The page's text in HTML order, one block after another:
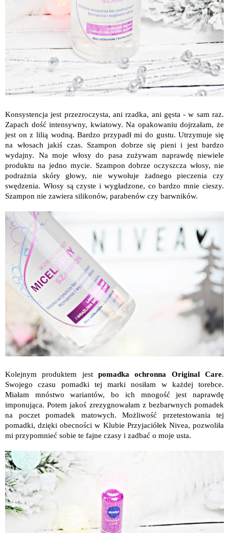
Konsystencja jest przezroczysta, ani rzadka, ani gęsta - w sam raz.
Zapach dość intensywny, kwiatowy. Na opakowaniu dojrzałam, że
jest on z lilią wodną. Bardzo przypadł mi do gustu. Utrzymuje się
na włosach jakiś czas. Szampon dobrze się pieni i jest bardzo
wydajny. Na moje włosy do pasa zużywam naprawdę niewiele
produktu na jedno mycie. Szampon dobrze oczyszcza włosy, nie
podrażnia skóry głowy, nie wywołuje żadnego pieczenia czy
swędzenia. Włosy są czyste i wygładzone, co bardzo mnie cieszy.
Szampon nie zawiera silikonów, parabenów czy barwników.
Kolejnym produktem jest pomadka ochronna Original Care.
Swojego czasu pomadki tej marki nosiłam w każdej torebce.
Miałam mnóstwo wariantów, bo ich mnogość jest naprawdę
imponująca. Potem jakoś zrezygnowałam z bezbarwnych pomadek
na poczet pomadek matowych. Możliwość przetestowania tej
pomadki, dzięki obecności w Klubie Przyjaciółek Nivea, pozwoliła
mi przypomnieć sobie te fajne czasy i zadbać o moje usta.